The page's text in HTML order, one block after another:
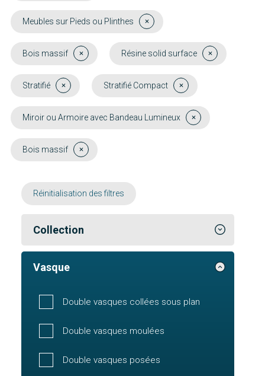
Meubles sur Pieds ou Plinthes
Bois massif Résine solid surface
Stratifié Stratifié Compact
Miroir ou Armoire avec Bandeau Lumineux
Bois massif
Réinitialisation des filtres
Collection
Vasque
Double vasques collées sous plan
Double vasques moulées
Double vasques posées